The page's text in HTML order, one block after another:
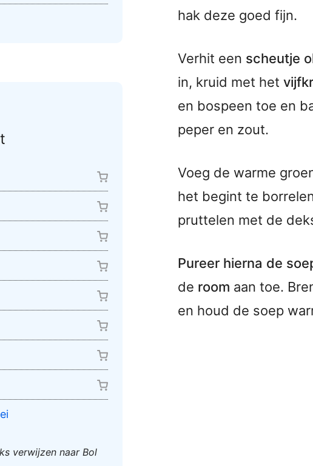
verwijzen naar Bol
hak deze goed fijn.
Verhit een scheutje
in, kruid met het
en bospeen toe en
peper en zout.
Voeg de warme
het begint te
pruttelen met de
Pureer hierna de
de room aan toe.
en houd de soep